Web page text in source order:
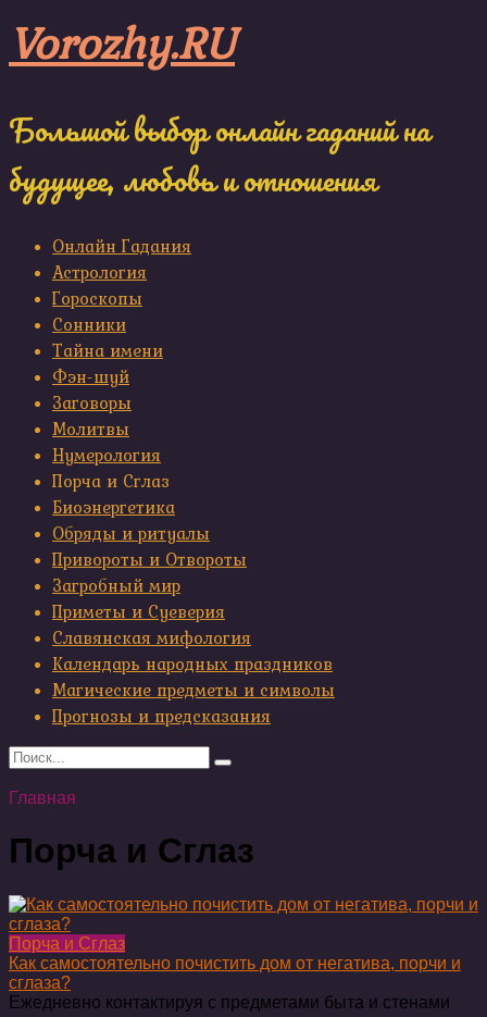
to
content
Vorozhy.RU
Большой выбор онлайн гаданий на
будущее, любовь и отношения
Онлайн Гадания
Астрология
Гороскопы
Сонники
Тайна имени
Фэн-шуй
Заговоры
Молитвы
Нумерология
Порча и Сглаз
Биоэнергетика
Обряды и ритуалы
Привороты и Отвороты
Загробный мир
Приметы и Суеверия
Славянская мифология
Календарь народных праздников
Магические предметы и символы
Прогнозы и предсказания
Search
for:
Главная
Порча и Сглаз
Порча и Сглаз
Как самостоятельно почистить дом от негатива, порчи и
сглаза?
Ежедневно контактируя с предметами быта и стенами